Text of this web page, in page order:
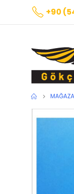
+90
MAĞAZA